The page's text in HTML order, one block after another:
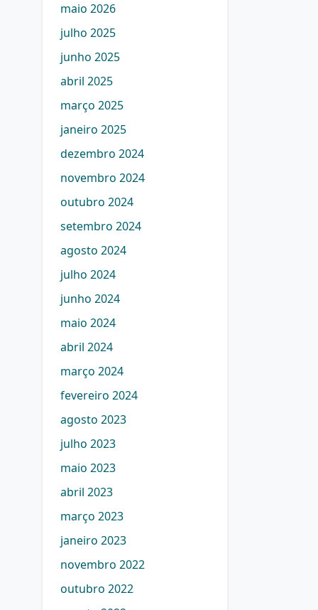
maio 2026
julho 2025
junho 2025
abril 2025
março 2025
janeiro 2025
dezembro 2024
novembro 2024
outubro 2024
setembro 2024
agosto 2024
julho 2024
junho 2024
maio 2024
abril 2024
março 2024
fevereiro 2024
agosto 2023
julho 2023
maio 2023
abril 2023
março 2023
janeiro 2023
novembro 2022
outubro 2022